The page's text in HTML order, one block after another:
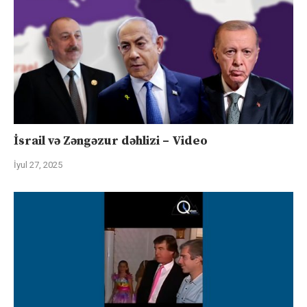
İsrail və Zəngəzur dəhlizi – Video
İyul 27, 2025